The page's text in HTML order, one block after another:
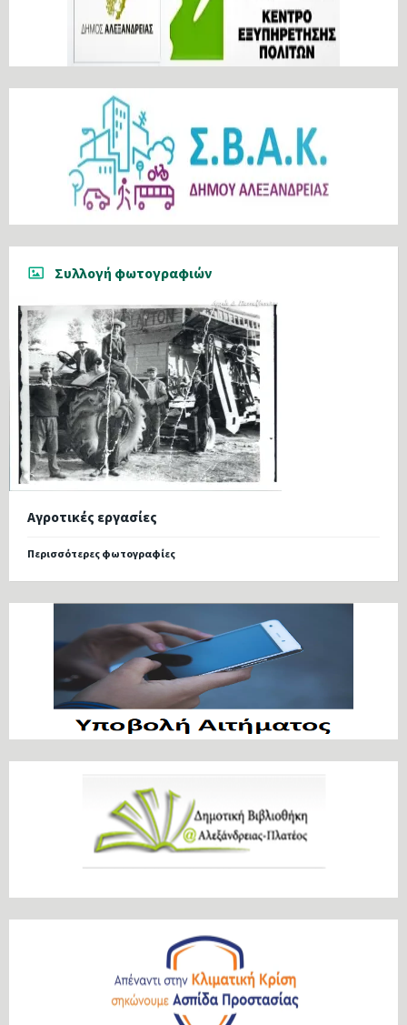
Συλλογή φωτογραφιών
Αγροτικές εργασίες
Περισσότερες φωτογραφίες